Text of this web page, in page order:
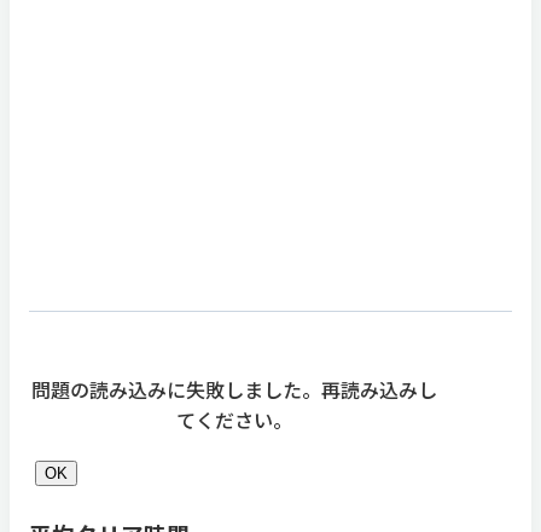
問題の読み込みに失敗しました。再読み込みし
てください。
OK